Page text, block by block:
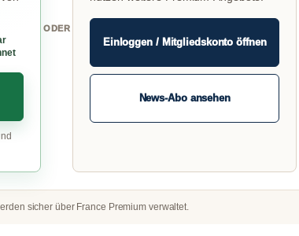
ODER
Einloggen / Mitgliedskonto öffnen
News-Abo ansehen
sicher über France Premium verwaltet.